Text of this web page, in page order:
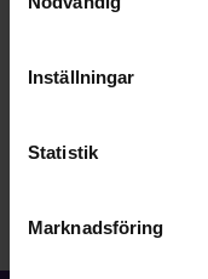
förhållande till
cookies vid fortsatt
Inställningar
Statistik
Marknadsföring